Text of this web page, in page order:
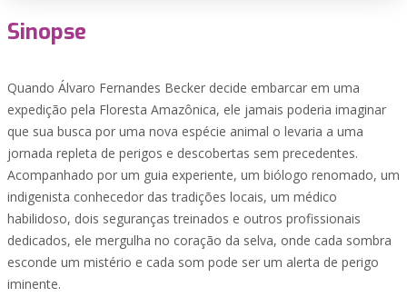
Sinopse
Quando Álvaro Fernandes Becker decide embarcar em uma
expedição pela Floresta Amazônica, ele jamais poderia imaginar
que sua busca por uma nova espécie animal o levaria a uma
jornada repleta de perigos e descobertas sem precedentes.
Acompanhado por um guia experiente, um biólogo renomado, um
indigenista conhecedor das tradições locais, um médico
habilidoso, dois seguranças treinados e outros profissionais
dedicados, ele mergulha no coração da selva, onde cada sombra
esconde um mistério e cada som pode ser um alerta de perigo
iminente.